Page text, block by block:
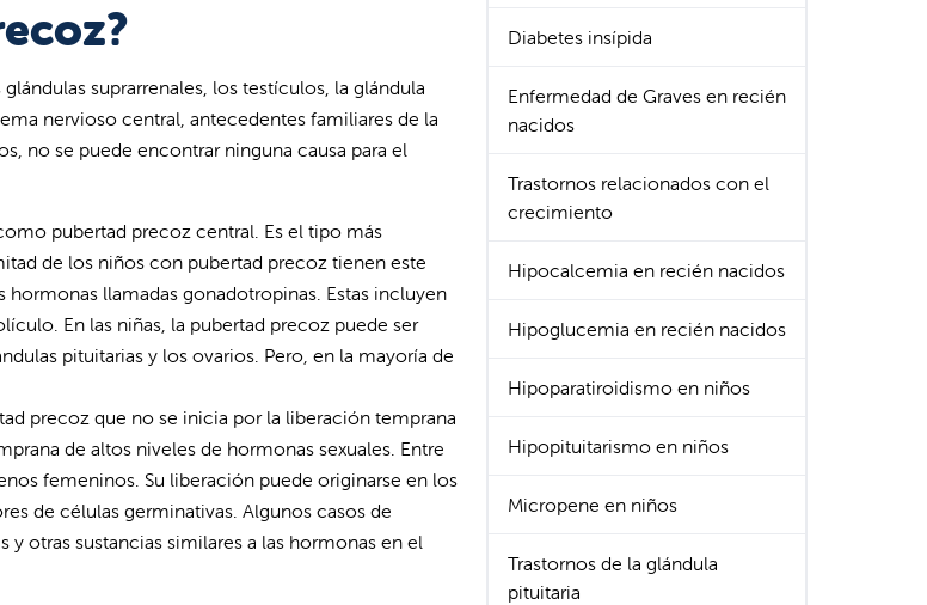
suprarrenales, los testículos, la glándula
nervioso central, antecedentes familiares de la
no se puede encontrar ninguna causa para el
pubertad precoz central. Es el tipo más
de los niños con pubertad precoz tienen este
llamadas gonadotropinas. Estas incluyen
En las niñas, la pubertad precoz puede ser
pituitarias y los ovarios. Pero, en la mayoría de
precoz que no se inicia por la liberación temprana
de altos niveles de hormonas sexuales. Entre
femeninos. Su liberación puede originarse en los
de células germinativas. Algunos casos de
otras sustancias similares a las hormonas en el
Diabetes insípida
Enfermedad de Graves en recién
nacidos
Trastornos relacionados con el
crecimiento
Hipocalcemia en recién nacidos
Hipoglucemia en recién nacidos
Hipoparatiroidismo en niños
Hipopituitarismo en niños
Micropene en niños
Trastornos de la glándula
pituitaria